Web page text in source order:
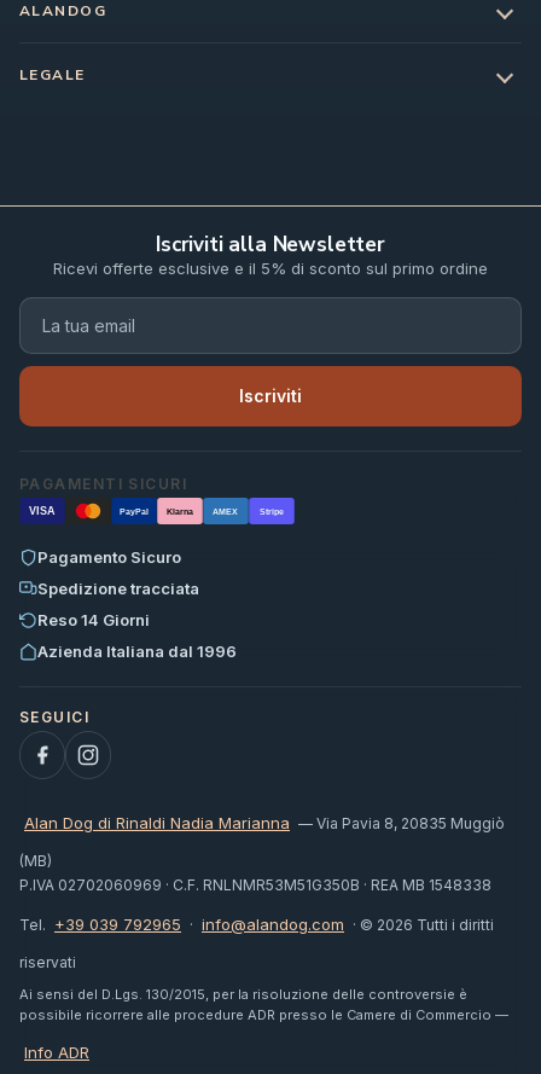
ALANDOG
LEGALE
Iscriviti alla Newsletter
Ricevi offerte esclusive e il 5% di sconto sul primo ordine
Iscriviti
PAGAMENTI SICURI
VISA PayPal Klarna AMEX Stripe
Pagamento Sicuro
Spedizione tracciata
Reso 14 Giorni
Azienda Italiana dal 1996
Alan Dog di Rinaldi Nadia Marianna — Via Pavia 8, 20835 Muggiò
(MB)
P.IVA 02702060969 · C.F. RNLNMR53M51G350B · REA MB 1548338
Tel. +39 039 792965 · info@alandog.com · © 2026 Tutti i diritti
riservati
Ai sensi del D.Lgs. 130/2015, per la risoluzione delle controversie è
possibile ricorrere alle procedure ADR presso le Camere di Commercio —
Info ADR